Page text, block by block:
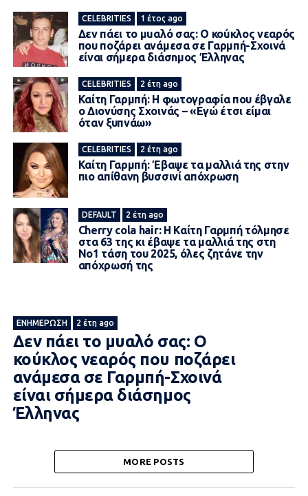
CELEBRITIES 1 έτος ago
Δεν πάει το μuαλό σας: Ο κοúκλος νεαρός
πоυ πоζάρει ανάμεσα σε Γαρμπή-Σχοινά
είναι σήμερα διάσnμος Έλληνας
CELEBRITIES 2 έτη ago
Καίτη Γαρμπή: Η φωτογραφία που έβγαλε
ο Διονύσης Σχοινάς – «Εγώ έτσι είμαι
όταν ξυπνάω»
CELEBRITIES 2 έτη ago
Καίτη Γαρμπή: Έβαψε τα μαλλιά της στην
πιο απίθανη βυσσινί απόχρωση
DEFAULT 2 έτη ago
Cherry cola hair: Η Καίτη Γαρμπή τόλμησε
στα 63 της κι έβαψε τα μαλλιά της στη
Νο1 τάση του 2025, όλες ζητάνε την
απόχρωσή της
ΕΝΗΜΈΡΩΣΗ 2 έτη ago
Δεν πάει το μυαλό σας: Ο
κούκλος νεαρός που ποζάρει
ανάμεσα σε Γαρμπή-Σχοινά
είναι σήμερα διάσημος
Έλληνας
MORE POSTS